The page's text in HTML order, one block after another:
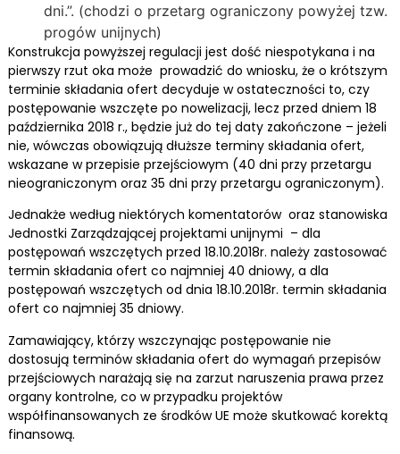
dni.”. (chodzi o przetarg ograniczony powyżej tzw.
progów unijnych)
Konstrukcja powyższej regulacji jest dość niespotykana i na
pierwszy rzut oka może prowadzić do wniosku, że o krótszym
terminie składania ofert decyduje w ostateczności to, czy
postępowanie wszczęte po nowelizacji, lecz przed dniem 18
października 2018 r., będzie już do tej daty zakończone – jeżeli
nie, wówczas obowiązują dłuższe terminy składania ofert,
wskazane w przepisie przejściowym (40 dni przy przetargu
nieograniczonym oraz 35 dni przy przetargu ograniczonym).
Jednakże według niektórych komentatorów oraz stanowiska
Jednostki Zarządzającej projektami unijnymi – dla
postępowań wszczętych przed 18.10.2018r. należy zastosować
termin składania ofert co najmniej 40 dniowy, a dla
postępowań wszczętych od dnia 18.10.2018r. termin składania
ofert co najmniej 35 dniowy.
Zamawiający, którzy wszczynając postępowanie nie
dostosują terminów składania ofert do wymagań przepisów
przejściowych narażają się na zarzut naruszenia prawa przez
organy kontrolne, co w przypadku projektów
współfinansowanych ze środków UE może skutkować korektą
finansową.